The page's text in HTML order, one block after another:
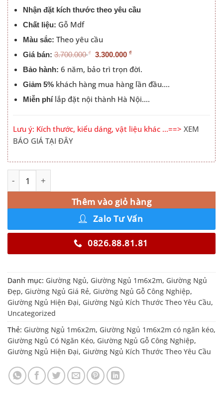
Nhận đặt kích thước theo yêu cầu
Chất liệu: Gỗ Mdf
Màu sắc: Theo yêu cầu
Giá bán:3.700.000 ₫ 3.300.000 ₫
Bảo hành: 6 năm, bảo trì trọn đời.
Giảm 5%khách hàng mua hàng lần đầu….
Miễn phílắp đặt nội thành Hà Nội….
Lưu ý: Kích thước, kiểu dáng, vật liệu khác …==> XEM
BÁO GIÁ TẠI ĐÂY
Giường Ngủ 1m6x2m Giá Rẻ Đầu Kẻ Chỉ Màu 501 số
Thêm vào giỏ hàng
Alternative:
Zalo Tư Vấn
0826.88.81.81
Danh mục: Giường Ngủ, Giường Ngủ 1m6x2m, Giường Ngủ
Đẹp, Giường Ngủ Giá Rẻ, Giường Ngủ Gỗ Công Nghiệp,
Giường Ngủ Hiện Đại, Giường Ngủ Kích Thước Theo Yêu Cầu,
Uncategorized
Thẻ: Giường Ngủ 1m6x2m, Giường Ngủ 1m6x2m có ngăn kéo,
Giường Ngủ Có Ngăn Kéo, Giường Ngủ Gỗ Công Nghiệp,
Giường Ngủ Hiện Đại, Giường Ngủ Kích Thước Theo Yêu Cầu